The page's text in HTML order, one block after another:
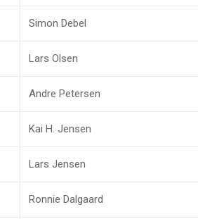
Simon Debel
Lars Olsen
Andre Petersen
Kai H. Jensen
Lars Jensen
Ronnie Dalgaard